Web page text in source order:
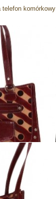
telefon komórkowy